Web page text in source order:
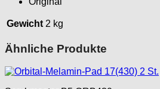
Gewicht 2 kg
Ähnliche Produkte